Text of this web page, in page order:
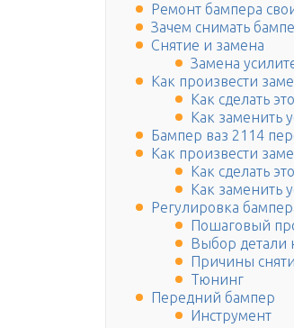
Ремонт бампера
Зачем снимать
Снятие и замена
Замена
Как произвести
Как сделать
Как заменить
Бампер ваз 2114
Как произвести
Как сделать
Как заменить
Регулировка
Пошаговый
Выбор детали
Причины
Тюнинг
Передний бампер
Инструмент